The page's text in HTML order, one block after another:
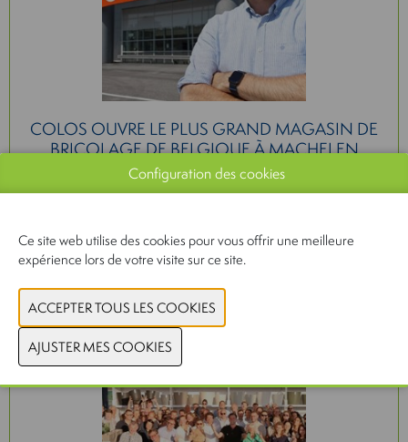
COLOS OUVRE LE PLUS GRAND MAGASIN DE
BRICOLAGE DE BELGIQUE À MACHELEN
LIRE PLUS
Garden
Configuration des cookies
Ce site web utilise des cookies pour vous offrir une meilleure
expérience lors de votre visite sur ce site.